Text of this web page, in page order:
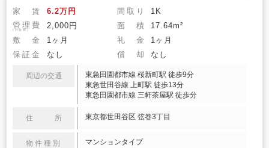
家 賃 6.2万円 間取り
1K
管理費
(共益費) 2,000円 面 積
17.64m²
敷 金
1ヶ月 礼 金
1ヶ月
保証金
なし 償 却 なし
周辺の交通
東急田園都市線 桜新町駅 徒歩9分
東急世田谷線 上町駅 徒歩13分
東急田園都市線 三軒茶屋駅 徒歩分
住 所 東京都世田谷区 弦巻3丁目
物件種別 マンションタイプ